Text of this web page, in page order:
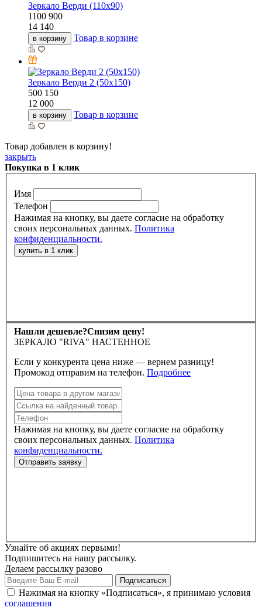
Зеркало Верди (110х90)
1100 900
14 140
в корзину Товар в корзине
Зеркало Верди 2 (50х150)
500 150
12 000
в корзину Товар в корзине
Товар добавлен в корзину!
закрыть
Покупка в 1 клик
Имя
Телефон
Нажимая на кнопку, вы даете согласие на обработку
своих персональных данных. Политика
конфиденциальности.
Нашли дешевле?Снизим цену!
ЗЕРКАЛО "RIVA" НАСТЕННОЕ
Если у конкурента цена ниже — вернем разницу!
Промокод отправим на телефон. Подробнее
Нажимая на кнопку, вы даете согласие на обработку
своих персональных данных. Политика
конфиденциальности.
Узнайте об акциях первыми!
Подпишитесь на нашу рассылку.
Делаем рассылку разово
Нажимая на кнопку «Подписаться», я принимаю условия
соглашения